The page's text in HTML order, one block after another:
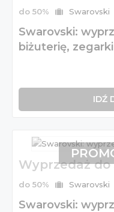
do 50% Swarovski
Swarovski:
biżuterię,
IDŹ
Wyprzedaż do
do 50% Swarovski
Swarovski: